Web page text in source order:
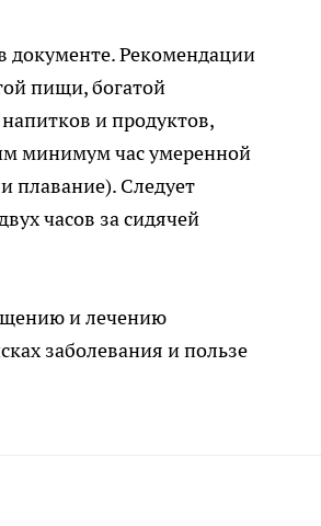
документе. Рекомендации
пищи, богатой
и продуктов,
минимум час умеренной
плавание). Следует
часов за сидячей
и лечению
заболевания и пользе